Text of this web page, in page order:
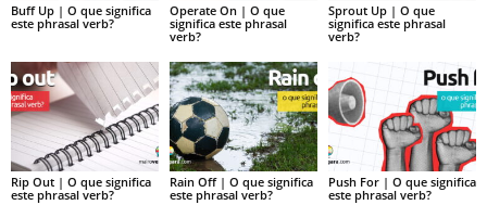
Buff Up | O que significa
este phrasal verb?
Operate On | O que
significa este phrasal
verb?
Sprout Up | O que
significa este phrasal
verb?
Rip Out | O que significa
este phrasal verb?
Rain Off | O que significa
este phrasal verb?
Push For | O que significa
este phrasal verb?